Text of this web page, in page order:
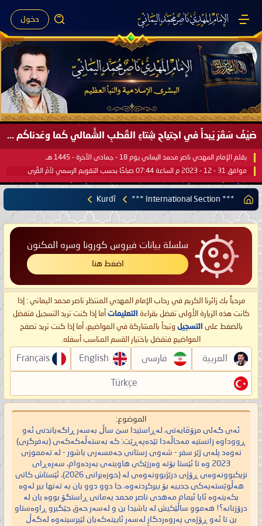
دخول
صَيْفُ سَقَرَ يَبدأُ في اجتياحِ شِتاءِ القُطبِ الشَّمالي كَما وعَدناكُم بالحقِّ لعَامِكم هذا (1445 هـ) ..
بقلم الإمام المهدي ناصر محمد اليماني يوم 18 - جمادى الآخرة - 1445 هـ
موافق 31 - 12 - 2023 م الساعة 07:44 صباحًا بحسب التقويم الرسمي لأمّ القُرى
*** International Section ***
Kurdî
سلسلة بيانات فيروس كورونا وسره المكنون
اضغط هنا
مرحباً بك زائرنا الكريم في رحاب الإمام المهدي المنتظر ناصر محمد اليماني : إذا
كانت هذه الزيارة الأولى تفضل بقراءة التعليمات أما إذا كنت تريد التسجيل فتفضل
بالضغط على التسجيل وتبدأ بالمشاركة في المواضيع، أما إذا كنت تريد تصفح
المواضيع فتفضل باختيار القسم المناسب أسفله.
العربية فارسی English
Français
Türkçe
الموضوع:
ئەی گەلی مرۆڤایەتی، لەڕاستیدا سێ ساڵ بەسەر ڕاگەیاندنی ئەو
ڕووداوە زانستیە مەحاڵەدا تێدەپەڕێت: کە بەستەڵەکەکەی (بەفرگری)
نەوەد پلەی ژێر سفر - شەوی زستانی جەمسەری باشور - لە تەمموزی
2023 وە تا ئێستا بۆتە وەرزێکی هاوینەی بەردەوام، سەرەڕای
نزیکبوونەوەی ڕۆژی درێژبوونەوەی لە (حوزەیرانی 2026)، ئێستاش کاتی
هەڵوێستەیەکی جدییە بۆ بیرکردنەوە، جا دوو دوو یان بە تەنها بیر لەوە
بکەینەوە ئایا ئیمام مەهدی ناصر محمد یەمانی ڕاستگۆ بووە یان لە
درۆزنانە؟! هەموو ساڵێکیش لە باشیدا بن و لەسەر حەق جێگیرو ڕاوەستاو
بن تا ئەو ڕۆژەی پەروەردگار لەسەر ئایینەکەیان لێپرسینەوە لەگەڵ